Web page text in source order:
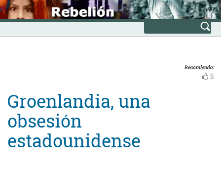
Skip
to
content
INICIO
Avanzada
Recomiendo:
5
Groenlandia, una
obsesión
estadounidense